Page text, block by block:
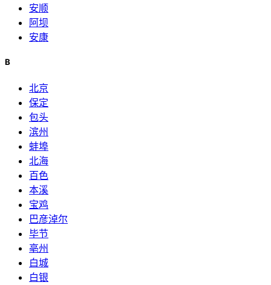
安顺
阿坝
安康
B
北京
保定
包头
滨州
蚌埠
北海
百色
本溪
宝鸡
巴彦淖尔
毕节
亳州
白城
白银